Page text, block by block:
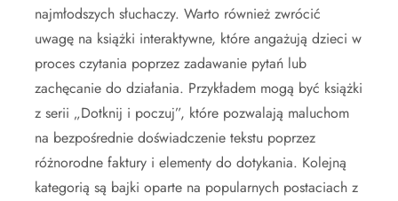
najmłodszych słuchaczy. Warto również zwrócić
uwagę na książki interaktywne, które angażują dzieci w
proces czytania poprzez zadawanie pytań lub
zachęcanie do działania. Przykładem mogą być książki
z serii „Dotknij i poczuj”, które pozwalają maluchom
na bezpośrednie doświadczenie tekstu poprzez
różnorodne faktury i elementy do dotykania. Kolejną
kategorią są bajki oparte na popularnych postaciach z